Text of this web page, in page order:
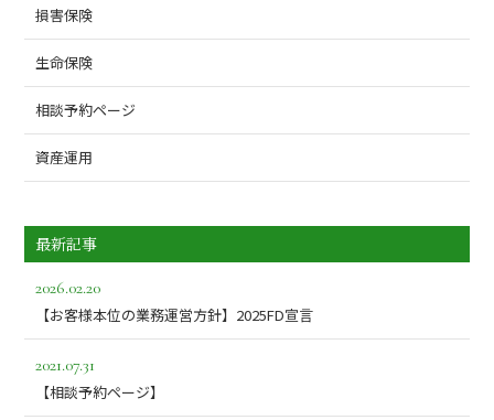
損害保険
生命保険
相談予約ページ
資産運用
最新記事
2026.02.20
【お客様本位の業務運営方針】2025FD宣言
2021.07.31
【相談予約ページ】